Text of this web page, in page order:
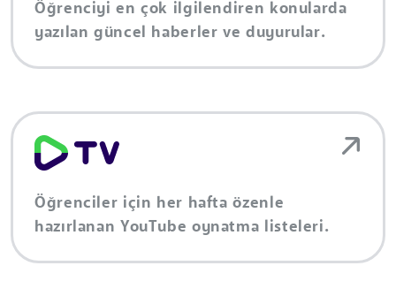
Öğrenciyi en çok ilgilendiren konularda
yazılan güncel haberler ve duyurular.
Öğrenciler için her hafta özenle
hazırlanan YouTube oynatma listeleri.